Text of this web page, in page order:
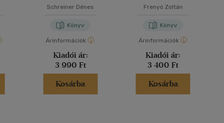
Schreiner Dénes
Könyv
Árinformációk
Kiadói ár:
3 990 Ft
Kosárba
Frenyó Zoltán
Könyv
Árinformációk
Kiadói ár:
3 400 Ft
Kosárba